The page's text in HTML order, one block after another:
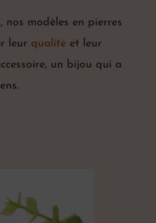
nos modèles en pierres
leur qualitéet leur
un bijou qui a